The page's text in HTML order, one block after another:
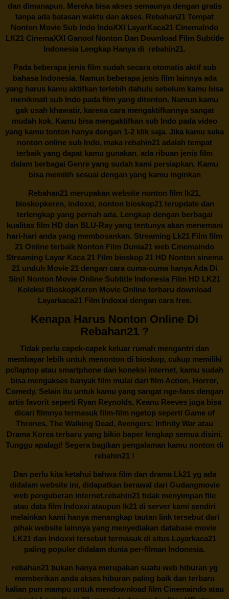
dan dimanapun. Mereka bisa akses semaunya dengan gratis
tanpa ada batasan waktu dan akses. Rebahan21 Tempat
Nonton Movie Sub Indo IndoXXI LayarKaca21 CinemaIndo
LK21 CinemaXXI Ganool Nonton Dan Download Film Subtitle
Indonesia Lengkap Hanya di rebahin21.
Pada beberapa jenis film sudah secara otomatis aktif sub
bahasa Indonesia. Namun beberapa jenis film lainnya ada
yang harus kamu aktifkan terlebih dahulu sebelum kamu bisa
menikmati sub Indo pada film yang ditonton. Namun kamu
gak usah khawatir, karena cara mengaktifkannya sangat
mudah kok. Kamu bisa mengaktifkan sub Indo pada video
yang kamu tonton hanya dengan 1-2 klik saja. Jika kamu suka
nonton online sub Indo, maka rebahin21 adalah tempat
terbaik yang dapat kamu gunakan. ada ribuan jenis film
dalam berbagai Genre yang sudah kami persiapkan. Kamu
bisa memilih sesuai dengan yang kamu inginkan
Rebahan21 merupakan website nonton film lk21,
bioskopkeren, indoxxi, nonton bioskop21 terupdate dan
terlengkap yang pernah ada. Lengkap dengan berbagai
kualitas film HD dan BLU-Ray yang tentunya akan menemani
hari-hari anda yang membosankan. Streaming Lk21 Film film
21 Online terbaik Nonton Film Dunia21 web Cinemaindo
Streaming Layar Kaca 21 Film bioskop 21 HD Nonton sinema
21 unduh Movie 21 dengan cara cuma-cuma hanya Ada Di
Sini! Nonton Movie Online Subtitle Indonesia Film HD LK21
Koleksi BioskopKeren Movie Online terbaru download
Layarkaca21 Film Indoxxi dengan cara free.
Kenapa Harus Nonton Online Di
Rebahan21 ?
Tidak perlu capek-capek keluar rumah mengantri dan
membayar lebih untuk menonton di bioskop, cukup memiliki
pc/laptop atau smartphone dan koneksi internet, kamu sudah
bisa mengakses banyak film mulai dari film Action, Horror,
Comedy. Selain itu untuk kamu yang sangat nge-fans dengan
artis favorit seperti Ryan Reynolds, Keanu Reeves juga bisa
dicari filmnya termasuk film-film ngetop seperti Game of
Thrones, The Walking Dead, Avengers: Infinity War atau
Drama Korea terbaru yang bikin baper lengkap semua disini.
Tunggu apalagi! Segera bagikan pengalaman kamu nonton di
rebahin21 !
Dan perlu kita ketahui bahwa film dan dramaLk21yg ada
didalam website ini, didapatkan berawal dari Gudangmovie
web penguberan internet.rebahin21 tidak menyimpan file
atau data film Indoxxi ataupun lk21 di server kami sendiri
melainkan kami hanya menangkap tautan link tersebut dari
pihak website lainnya yang menyediakan database movie
LK21 dan Indoxxi tersebut termasuk di situs Layarkaca21
paling populer didalam dunia per-filman Indonesia.
rebahan21bukan hanya merupakan suatu web hiburan yg
memberikan anda akses hiburan paling baik dan terbaru
kalian pun mampu untuk mendownload film Cinemaindo atau